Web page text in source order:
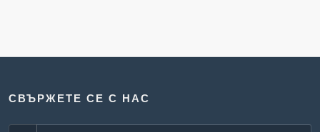
СВЪРЖЕТЕ СЕ С НАС